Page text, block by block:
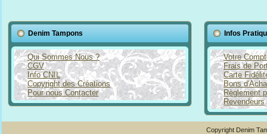
Denim Tampons
Qui Sommes Nous ?
CGV
Info CNIL
Copyright des Créations
Pour nous Contacter
Infos
Votre
Frais de
Carte
Bons
Règlement
Revendeurs
Copyright Denim